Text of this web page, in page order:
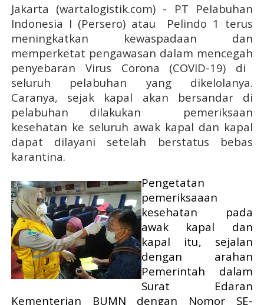
Jakarta (wartalogistik.com) - PT Pelabuhan
Indonesia I (Persero) atau Pelindo 1 terus
meningkatkan kewaspadaan dan
memperketat pengawasan dalam mencegah
penyebaran Virus Corona (COVID-19) di
seluruh pelabuhan yangdikelolanya.
Caranya, sejak kapal akan bersandar di
pelabuhan dilakukan
pemeriksaan
kesehatan ke seluruh awak kapal dan kapal
dapat dilayani setelah berstatus bebas
karantina.
Pengetatan
pemeriksaaan
kesehatan pada
awak kapal dan
kapal itu, sejalan
dengan arahan
Pemerintah dalam
Surat Edaran
Kementerian BUMN dengan Nomor SE-